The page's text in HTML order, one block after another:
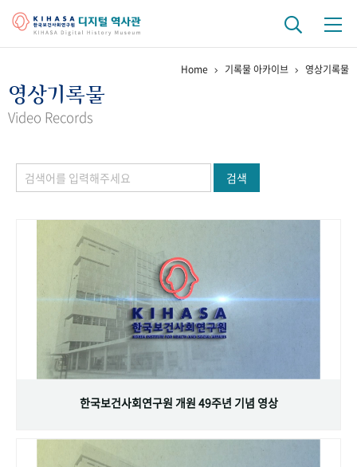
걸어온 길 기관 변천사
정책과 연구 키워드로 보는 연구 역사
연구자들
기록물 아카이브
사진 아카이브 문서 기록물 행정박물 영상 기록물
주년 기념
성과 50선 숫자로 보는 50년
VR 역사관
Home 기록물 아카이브 영상기록물
영상기록물
Video Records
검색
한국보건사회연구원 개원 49주년 기념 영상